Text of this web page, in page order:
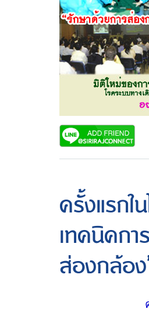
ครั้งแรกใ
เทคนิคกา
ส่องกล้อ